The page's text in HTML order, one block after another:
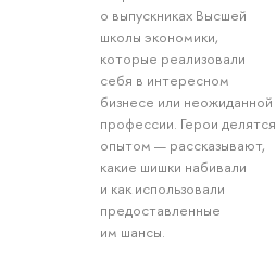
о выпускниках Высшей
школы экономики,
которые реализовали
себя в интересном
бизнесе или неожиданной
профессии. Герои делятся
опытом — рассказывают,
какие шишки набивали
и как использовали
предоставленные
им шансы.